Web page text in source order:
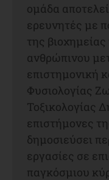
ομάδα
ερευνητές με
της
ανθρώπινου
επιστημονική
Φυσιολογίας
Τοξικολογίας
επιστήμονες
δημοσιεύσει
εργασίες σε
παγκόσμιου